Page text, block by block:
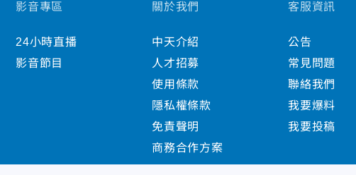
影音專區
24小時直播
影音節目
關於我們
中天介紹
人才招募
使用條款
隱私權條款
免責聲明
商務合作方案
客服資訊
公告
常見問題
聯絡我們
我要爆料
我要投稿